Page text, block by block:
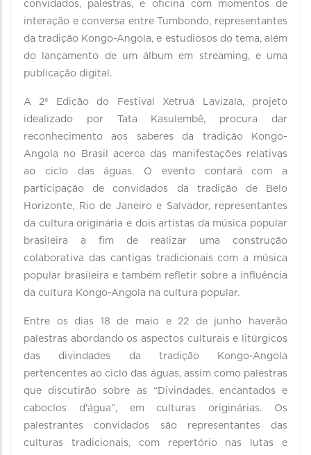
convidados, palestras, e oficina com momentos de
interação e conversa entre Tumbondo, representantes
da tradição Kongo-Angola, e estudiosos do tema, além
do lançamento de um álbum em streaming, e uma
publicação digital.
A 2ª Edição do Festival Xetruá Lavizala, projeto
idealizado por Tata Kasulembê, procura dar
reconhecimento aos saberes da tradição Kongo-
Angola no Brasil acerca das manifestações relativas
ao ciclo das águas. O evento contará com a
participação de convidados da tradição de Belo
Horizonte, Rio de Janeiro e Salvador, representantes
da cultura originária e dois artistas da música popular
brasileira a fim de realizar uma construção
colaborativa das cantigas tradicionais com a música
popular brasileira e também refletir sobre a influência
da cultura Kongo-Angola na cultura popular.
Entre os dias 18 de maio e 22 de junho haverão
palestras abordando os aspectos culturais e litúrgicos
das divindades da tradição Kongo-Angola
pertencentes ao ciclo das águas, assim como palestras
que discutirão sobre as “Divindades, encantados e
caboclos d'água”, em culturas originárias. Os
palestrantes convidados são representantes das
culturas tradicionais, com repertório nas lutas e